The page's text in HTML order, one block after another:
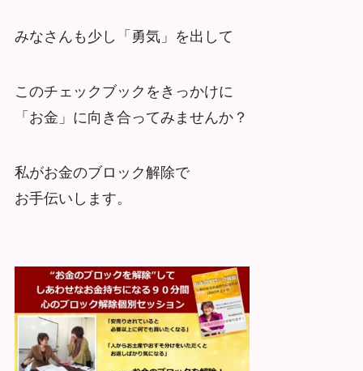
みなさんも少し「勇気」を出して
このチェックブックをきっかけに
「お金」に向き合ってみませんか？
私がお金のブロック解除で
お手伝いします。